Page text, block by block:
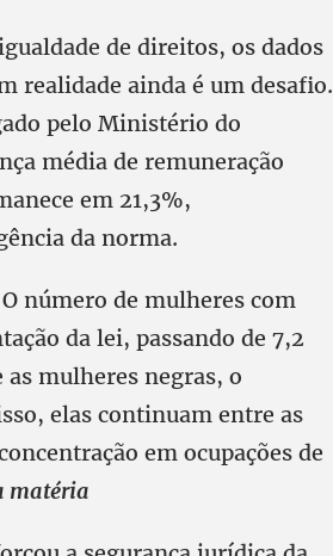
de direitos, os dados
realidade ainda é um desafio.
pelo Ministério do
média de remuneração
em 21,3%,
da norma.
número de mulheres com
da lei, passando de 7,2
mulheres negras, o
elas continuam entre as
em ocupações de
matéria